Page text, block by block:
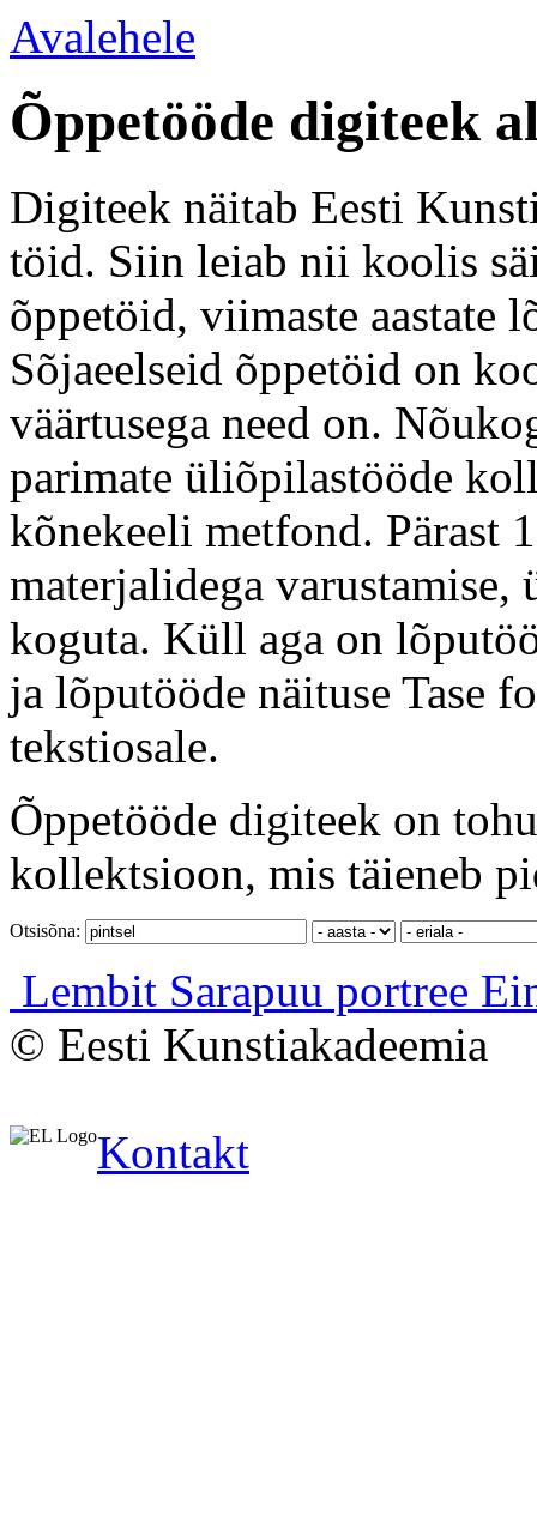
Avalehele
Õppetööde digiteek
Digiteek näitab Eesti
töid. Siin leiab nii koolis
õppetöid, viimaste aastate
Sõjaeelseid õppetöid on
väärtusega need on.
parimate üliõpilastööde
kõnekeeli metfond. Pärast
materjalidega varustamise,
koguta. Küll aga on
ja lõputööde näituse Tase
tekstiosale.
Õppetööde digiteek on
kollektsioon, mis täieneb
Otsisõna:
Lembit Sarapuu portree
© Eesti Kunstiakadeemia
Kontakt